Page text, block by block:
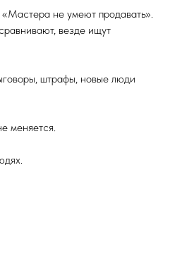
не умеют продавать».
везде ищут
штрафы, новые люди
меняется.